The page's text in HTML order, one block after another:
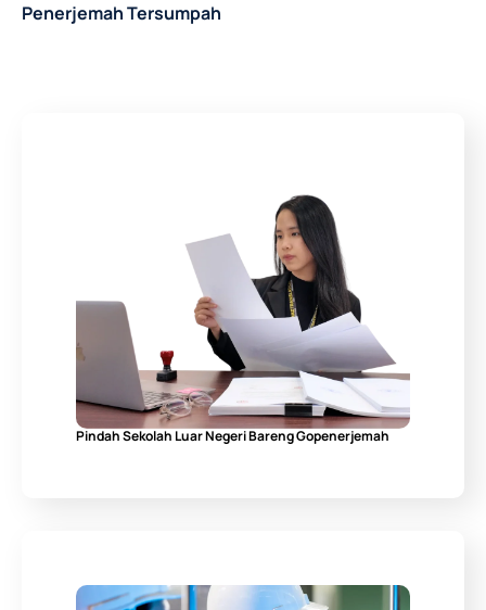
Penerjemah Tersumpah
Pindah Sekolah Luar Negeri Bareng Gopenerjemah